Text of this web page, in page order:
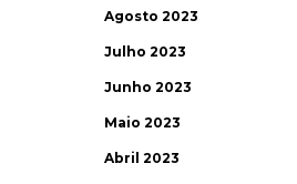
Agosto 2023
Julho 2023
Junho 2023
Maio 2023
Abril 2023